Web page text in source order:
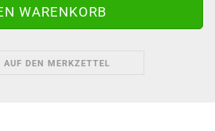
AUF DEN MERKZETTEL